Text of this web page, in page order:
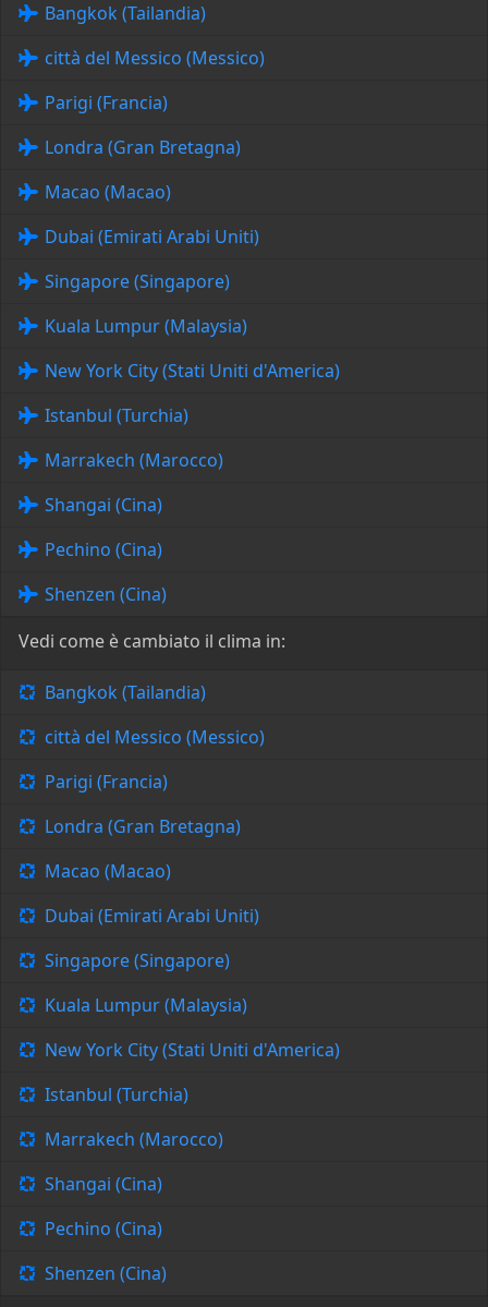
Bangkok (Tailandia)
città del Messico (Messico)
Parigi (Francia)
Londra (Gran Bretagna)
Macao (Macao)
Dubai (Emirati Arabi Uniti)
Singapore (Singapore)
Kuala Lumpur (Malaysia)
New York City (Stati Uniti d'America)
Istanbul (Turchia)
Marrakech (Marocco)
Shangai (Cina)
Pechino (Cina)
Shenzen (Cina)
Vedi come è cambiato il clima in:
Bangkok (Tailandia)
città del Messico (Messico)
Parigi (Francia)
Londra (Gran Bretagna)
Macao (Macao)
Dubai (Emirati Arabi Uniti)
Singapore (Singapore)
Kuala Lumpur (Malaysia)
New York City (Stati Uniti d'America)
Istanbul (Turchia)
Marrakech (Marocco)
Shangai (Cina)
Pechino (Cina)
Shenzen (Cina)